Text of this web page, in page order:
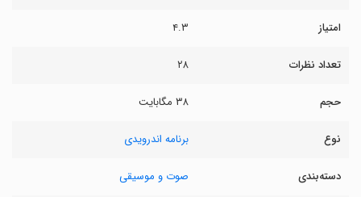
امتیاز ۴.۳
تعداد نظرات ۲۸
حجم ۳۸ مگابایت
نوع برنامه اندرویدی
دسته‌بندی صوت و موسیقی